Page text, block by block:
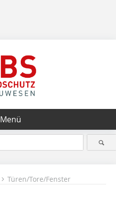
Menü
Türen/Tore/Fenster